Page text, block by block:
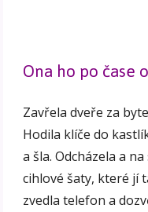
Ona ho po čase
Zavřela dveře za
Hodila klíče do
a šla. Odcházela a
cihlové šaty, které jí
zvedla telefon a